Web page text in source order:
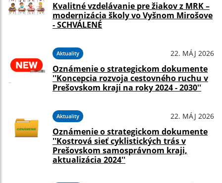
Kvalitné vzdelávanie pre žiakov z MRK –
modernizácia školy vo Vyšnom Mirošove
- SCHVÁLENÉ
Aktuality 22. MÁJ 2026
Oznámenie o strategickom dokumente
''Koncepcia rozvoja cestovného ruchu v
Prešovskom kraji na roky 2024 - 2030''
Aktuality 22. MÁJ 2026
Oznámenie o strategickom dokumente
''Kostrová sieť cyklistických trás v
Prešovskom samosprávnom kraji,
aktualizácia 2024''